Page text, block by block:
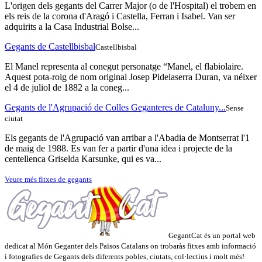
L'origen dels gegants del Carrer Major (o de l'Hospital) el trobem en
els reis de la corona d'Aragó i Castella, Ferran i Isabel. Van ser
adquirits a la Casa Industrial Bolse...
Gegants de CastellbisbalCastellbisbal
El Manel representa al conegut personatge “Manel, el flabiolaire.
Aquest pota-roig de nom original Josep Pidelaserra Duran, va néixer
el 4 de juliol de 1882 a la coneg...
Gegants de l'Agrupació de Colles Geganteres de Cataluny...Sense
ciutat
Els gegants de l'Agrupació van arribar a l'Abadia de Montserrat l'1
de maig de 1988. Es van fer a partir d'una idea i projecte de la
centellenca Griselda Karsunke, qui es va...
Veure més fitxes de gegants
GegantCat és un portal web
dedicat al Món Geganter dels Països Catalans on trobaràs fitxes amb informació
i fotografies de Gegants dels diferents pobles, ciutats, col·lectius i molt més!